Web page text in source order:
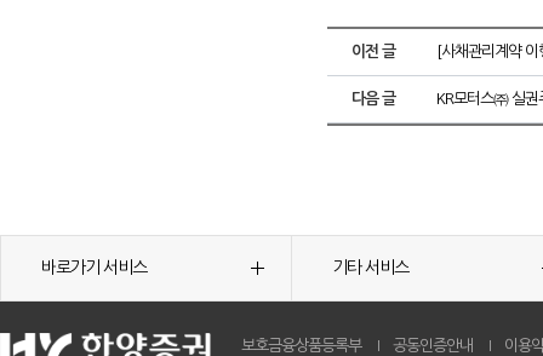
이전 글 [사채관리계약
다음 글 KR모터스㈜ 실
바로가기 서비스 기타 서비스
보호금융상품등록부 공동인증안내 이용